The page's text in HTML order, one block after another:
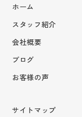
ホーム
スタッフ紹介
会社概要
ブログ
お客様の声
サイトマップ